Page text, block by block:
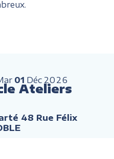
01 Déc 2026
Ateliers
48 Rue Félix